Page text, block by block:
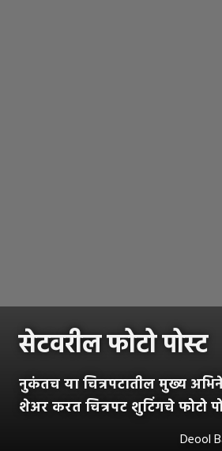
सेटवरील फोटो पोस्ट
नुकंतच या चित्रपटातील मुख्य
शेअर करत चित्रपट शुटिंगचे फोटो
Deool